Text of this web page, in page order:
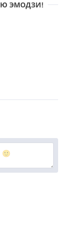
ЭМОДЗИ!